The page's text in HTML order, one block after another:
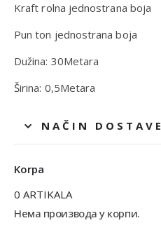
Kraft rolna jednostrana boja
Pun ton jednostrana boja
Dužina: 30Metara
Širina: 0,5Metara
NAČIN DOSTAVE
Korpa
0 ARTIKALA
Нема производа у корпи.